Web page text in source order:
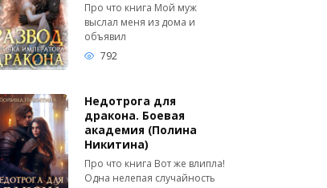
Про что книга Мой муж
выслал меня из дома и
объявил
792
Недотрога для
дракона. Боевая
академия (Полина
Никитина)
Про что книга Вот же влипла!
Одна нелепая случайность